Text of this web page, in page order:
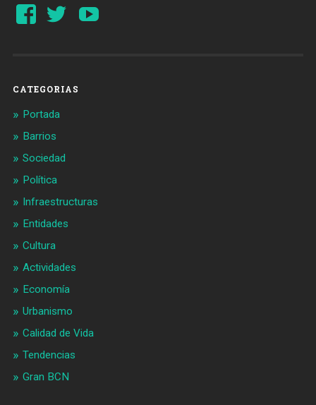
Ver
perfil
Ver
perfil
CATEGORIAS
Portada
Barrios
Sociedad
Política
Infraestructuras
Entidades
Cultura
Actividades
Economía
Urbanismo
Calidad de Vida
Tendencias
Gran BCN